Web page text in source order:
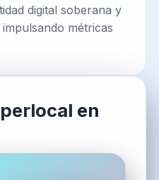
digital soberana y
métricas
en